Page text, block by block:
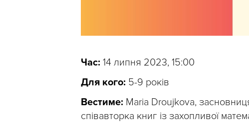
Час: 14 липня 2023, 15:00
Для кого: 5-9 років
Вестиме: Maria Droujkova,
співавторка книг із захопливої